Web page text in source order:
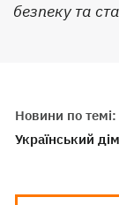
безпеку та
Новини по темі:
Український дім